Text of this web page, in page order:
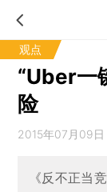
观点
“Uber一
险
2015年07月09
《反不正当